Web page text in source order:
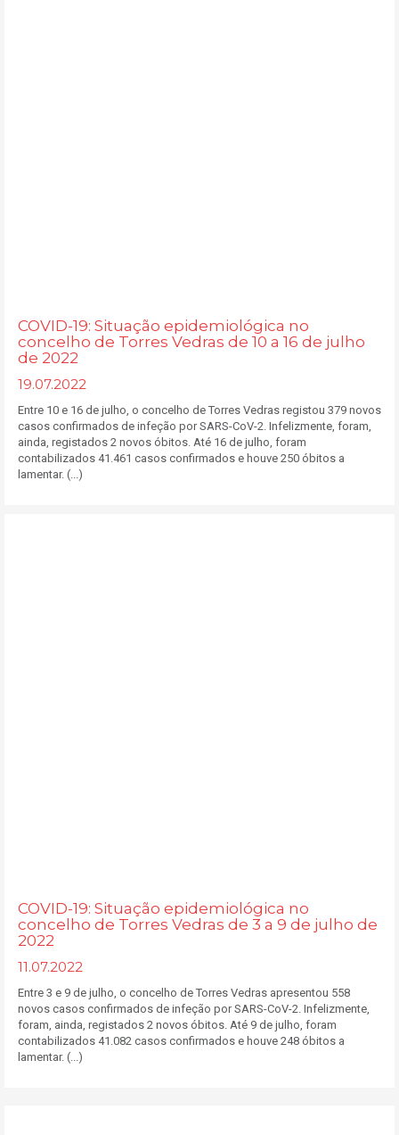
COVID-19: Situação epidemiológica no
concelho de Torres Vedras de 10 a 16 de julho
de 2022
19.07.2022
Entre 10 e 16 de julho, o concelho de Torres Vedras registou 379 novos
casos confirmados de infeção por SARS-CoV-2. Infelizmente, foram,
ainda, registados 2 novos óbitos. Até 16 de julho, foram
contabilizados 41.461 casos confirmados e houve 250 óbitos a
lamentar. (...)
COVID-19: Situação epidemiológica no
concelho de Torres Vedras de 3 a 9 de julho de
2022
11.07.2022
Entre 3 e 9 de julho, o concelho de Torres Vedras apresentou 558
novos casos confirmados de infeção por SARS-CoV-2. Infelizmente,
foram, ainda, registados 2 novos óbitos. Até 9 de julho, foram
contabilizados 41.082 casos confirmados e houve 248 óbitos a
lamentar. (...)